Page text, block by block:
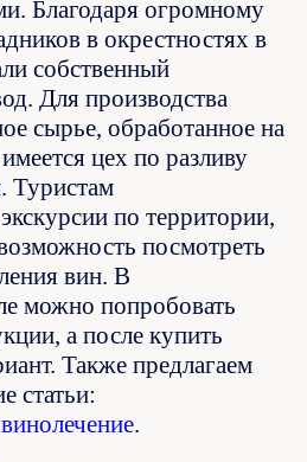
Благодаря огромному
в окрестностях в
собственный
Для производства
сырье, обработанное на
цех по разливу
Туристам
по территории,
посмотреть
вин. В
можно попробовать
а после купить
Также предлагаем
статьи:
винолечение.